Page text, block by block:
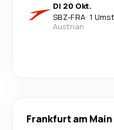
Di 20 Okt.
SBZ-FRA· 1
Austrian
Frankfurt am Main